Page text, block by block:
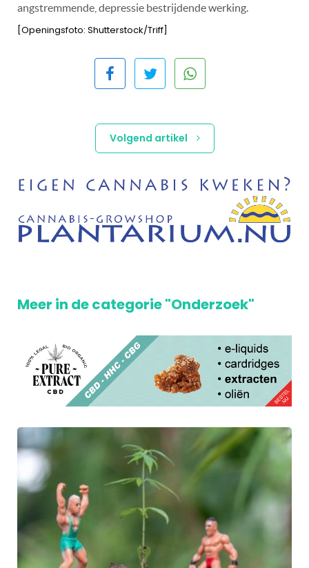
angstremmende, depressie bestrijdende werking.
[Openingsfoto: Shutterstock/Triff]
Volgend artikel
Meer in de categorie "Onderzoek"